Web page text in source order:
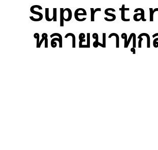
Superstar
หลายมาทุ